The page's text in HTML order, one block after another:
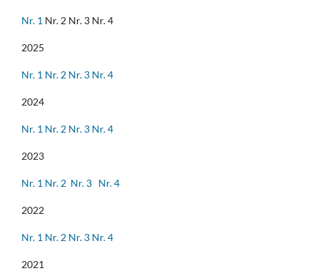
Nr. 1 Nr. 2 Nr. 3 Nr. 4
2025
Nr. 1 Nr. 2 Nr. 3 Nr. 4
2024
Nr. 1 Nr. 2 Nr. 3 Nr. 4
2023
Nr. 1 Nr. 2 Nr. 3 Nr. 4
2022
Nr. 1 Nr. 2 Nr. 3 Nr. 4
2021